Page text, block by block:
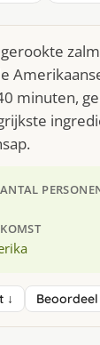
minuten,
↓